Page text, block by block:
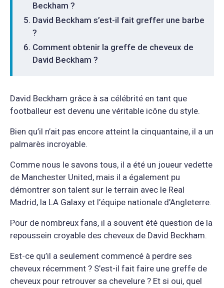
Beckham ?
David Beckham s’est-il fait greffer une barbe
?
Comment obtenir la greffe de cheveux de
David Beckham ?
David Beckham grâce à sa célébrité en tant que
footballeur est devenu une véritable icône du style.
Bien qu’il n’ait pas encore atteint la cinquantaine, il a un
palmarès incroyable.
Comme nous le savons tous, il a été un joueur vedette
de Manchester United, mais il a également pu
démontrer son talent sur le terrain avec le Real
Madrid, la LA Galaxy et l’équipe nationale d’Angleterre.
Pour de nombreux fans, il a souvent été question de la
repoussein croyable des cheveux de David Beckham.
Est-ce qu’il a seulement commencé à perdre ses
cheveux récemment ? S’est-il fait faire une greffe de
cheveux pour retrouver sa chevelure ? Et si oui, quel